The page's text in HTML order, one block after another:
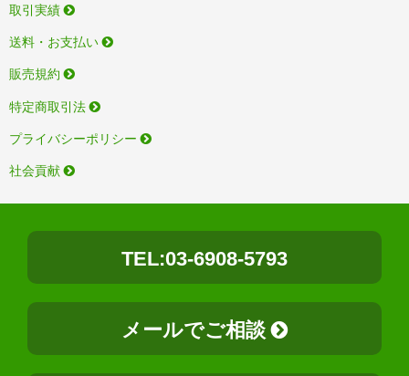
取引実績
送料・お支払い
販売規約
特定商取引法
プライバシーポリシー
社会貢献
TEL:03-6908-5793
メールでご相談